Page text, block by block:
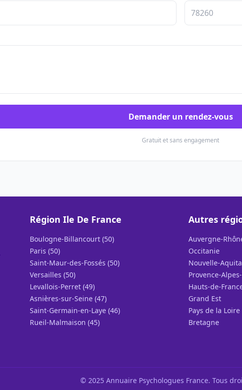
Demander un rendez-vous
Gratuit et sans engagement
Région Ile De France
Boulogne-Billancourt (50)
Paris (50)
Saint-Maur-des-Fossés (50)
Versailles (50)
Levallois-Perret (49)
Asnières-sur-Seine (47)
Saint-Germain-en-Laye (46)
Rueil-Malmaison (45)
Autres
Auvergne-
Occitanie
Nouvelle-
Provence-
Hauts-de-
Grand Est
Pays de la Loire
Bretagne
© 2025 Annuaire Psychologues France. Tous